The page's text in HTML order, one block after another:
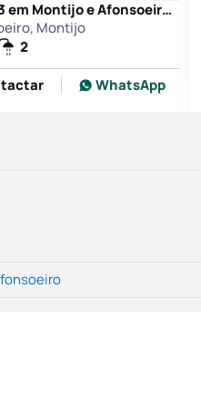
Apartamento T3 em Montijo e Afonsoeiro, Montijo
Montijo
2
WhatsApp